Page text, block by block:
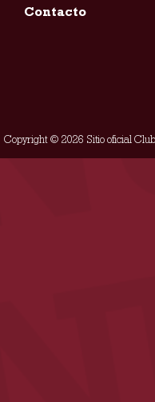
Contacto
Copyright © 2026 Sitio oficial